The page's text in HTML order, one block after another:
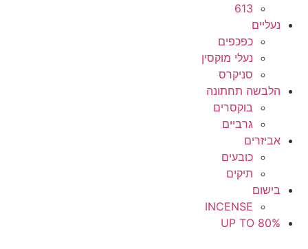
613
נעליים
כפכפים
נעלי מוקסין
סניקרס
הלבשה תחתונה
בוקסרים
גרביים
אביזרים
כובעים
תיקים
בישום
INCENSE
UP TO 80%